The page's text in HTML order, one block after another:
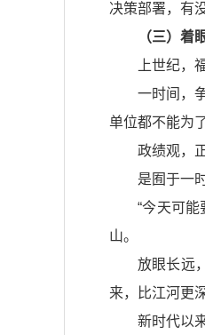
决策部署，有
（三）
上世纪，
一时间，
单位都不能为
政绩观，
是囿于一
“今天可
山。
放眼长远
来，比江河更
新时代以